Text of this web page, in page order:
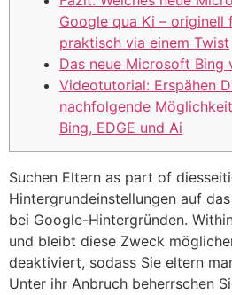
Google qua Ki – originell
praktisch via einem Twist
Das neue Microsoft Bing
Videotutorial: Erspähen
nachfolgende
Bing, EDGE und Ai
Suchen Eltern as part of
Hintergrundeinstellungen auf
bei Google-Hintergründen.
und bleibt diese Zweck
deaktiviert, sodass Sie eltern
Unter ihr Anbruch beherrschen